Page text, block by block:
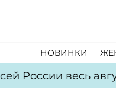
НОВИНКИ
России весь